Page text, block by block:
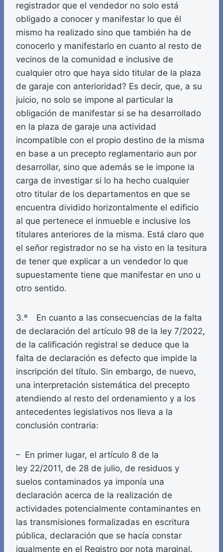
registrador que el vendedor no solo está
obligado a conocer y manifestar lo que él
mismo ha realizado sino que también ha de
conocerlo y manifestarlo en cuanto al resto de
vecinos de la comunidad e inclusive de
cualquier otro que haya sido titular de la plaza
de garaje con anterioridad? Es decir, que, a su
juicio, no solo se impone al particular la
obligación de manifestar si se ha desarrollado
en la plaza de garaje una actividad
incompatible con el propio destino de la misma
en base a un precepto reglamentario aun por
desarrollar, sino que además se le impone la
carga de investigar si lo ha hecho cualquier
otro titular de los departamentos en que se
encuentra dividido horizontalmente el edificio
al que pertenece el inmueble e inclusive los
titulares anteriores de la misma. Está claro que
el señor registrador no se ha visto en la tesitura
de tener que explicar a un vendedor lo que
supuestamente tiene que manifestar en uno u
otro sentido.
3.º En cuanto a las consecuencias de la falta
de declaración del artículo 98 de la ley 7/2022,
de la calificación registral se deduce que la
falta de declaración es defecto que impide la
inscripción del título. Sin embargo, de nuevo,
una interpretación sistemática del precepto
atendiendo al resto del ordenamiento y a los
antecedentes legislativos nos lleva a la
conclusión contraria:
– En primer lugar, el artículo 8 de la
ley 22/2011, de 28 de julio, de residuos y
suelos contaminados ya imponía una
declaración acerca de la realización de
actividades potencialmente contaminantes en
las transmisiones formalizadas en escritura
pública, declaración que se hacía constar
igualmente en el Registro por nota marginal.